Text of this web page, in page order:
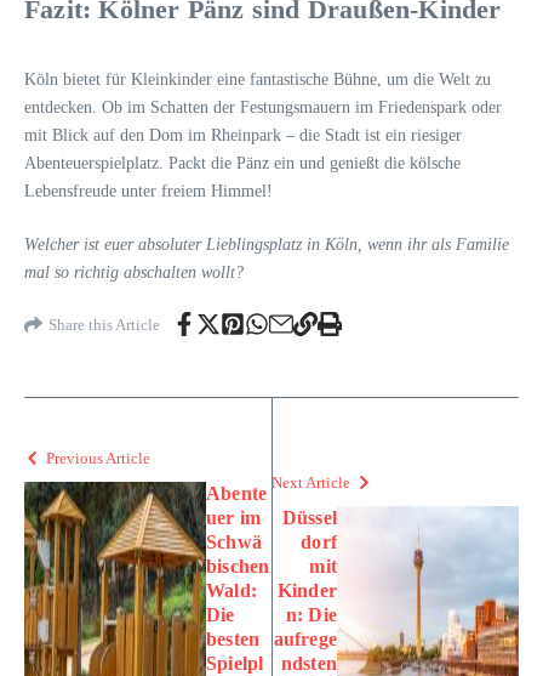
Fazit: Kölner Pänz sind Draußen-Kinder
Köln bietet für Kleinkinder eine fantastische Bühne, um die Welt zu
entdecken. Ob im Schatten der Festungsmauern im Friedenspark oder
mit Blick auf den Dom im Rheinpark – die Stadt ist ein riesiger
Abenteuerspielplatz. Packt die Pänz ein und genießt die kölsche
Lebensfreude unter freiem Himmel!
Welcher ist euer absoluter Lieblingsplatz in Köln, wenn ihr als Familie
mal so richtig abschalten wollt?
Share this Article
Previous Article
Abente
uer im
Schwä
bischen
Wald:
Die
besten
Spielpl
Next Article
Düssel
dorf
mit
Kinder
n: Die
aufrege
ndsten